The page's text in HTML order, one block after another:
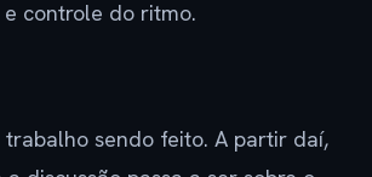
controle do ritmo.
sendo feito. A partir daí,